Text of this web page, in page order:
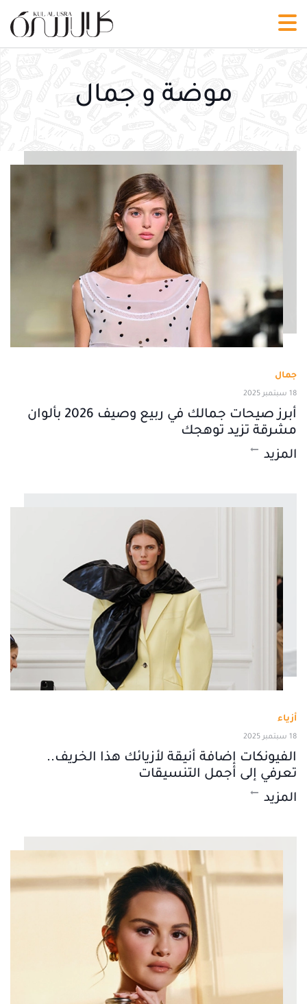
موضة و جمال
جمال
18 سبتمبر 2025
أبرز صيحات جمالك في ربيع وصيف 2026 بألوان
مشرقة تزيد توهجك
المزيد
أزياء
18 سبتمبر 2025
الفيونكات إضافة أنيقة لأزيائك هذا الخريف..
تعرفي إلى أجمل التنسيقات
المزيد